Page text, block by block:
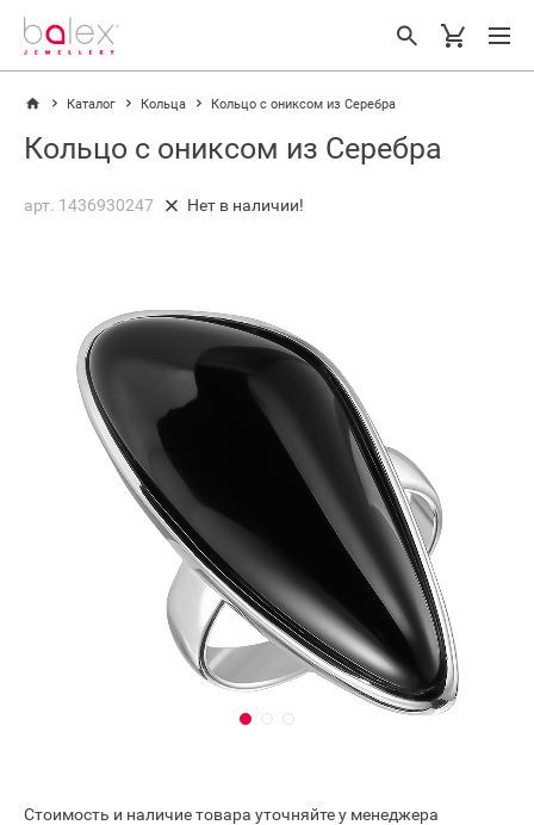
Каталог Кольца Кольцо с ониксом из Серебра
Кольцо с ониксом из Серебра
арт. 1436930247 Нет в наличии!
Стоимость и наличие товара уточняйте у менеджера